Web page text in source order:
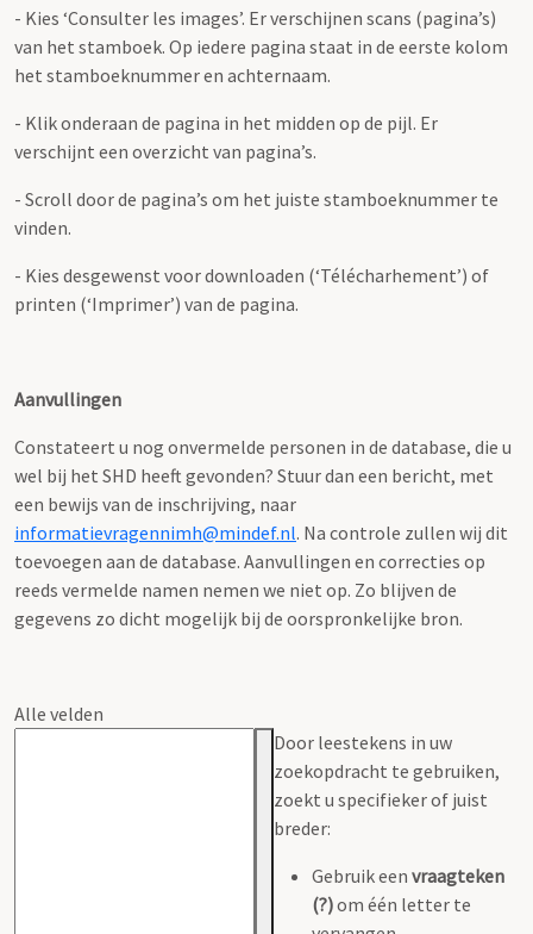
- Kies ‘Consulter les images’. Er verschijnen scans (pagina’s)
van het stamboek. Op iedere pagina staat in de eerste kolom
het stamboeknummer en achternaam.
- Klik onderaan de pagina in het midden op de pijl. Er
verschijnt een overzicht van pagina’s.
- Scroll door de pagina’s om het juiste stamboeknummer te
vinden.
- Kies desgewenst voor downloaden (‘Télécharhement’) of
printen (‘Imprimer’) van de pagina.
Aanvullingen
Constateert u nog onvermelde personen in de database, die u
wel bij het SHD heeft gevonden? Stuur dan een bericht, met
een bewijs van de inschrijving, naar
informatievragennimh@mindef.nl. Na controle zullen wij dit
toevoegen aan de database. Aanvullingen en correcties op
reeds vermelde namen nemen we niet op. Zo blijven de
gegevens zo dicht mogelijk bij de oorspronkelijke bron.
Alle velden
Door leestekens in uw
zoekopdracht te gebruiken,
zoekt u specifieker of juist
breder:
Gebruik een vraagteken
(?)om één letter te